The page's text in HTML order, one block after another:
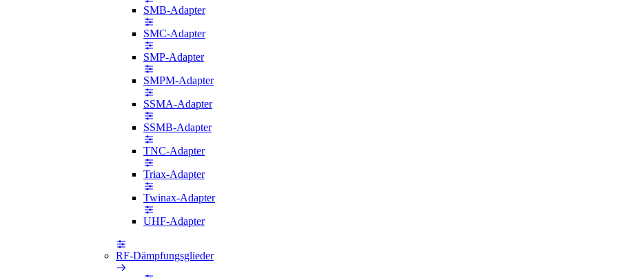
SMB-Adapter
SMC-Adapter
SMP-Adapter
SMPM-Adapter
SSMA-Adapter
SSMB-Adapter
TNC-Adapter
Triax-Adapter
Twinax-Adapter
UHF-Adapter
RF-Dämpfungsglieder